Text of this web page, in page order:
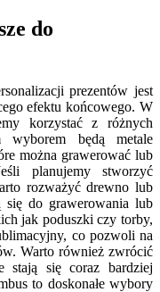
do
prezentów jest
efektu końcowego. W
korzystać z różnych
wyborem będą metale
można grawerować lub
planujemy stworzyć
rozważyć drewno lub
się do grawerowania lub
jak poduszki czy torby,
co pozwoli na
Warto również zwrócić
stają się coraz bardziej
to doskonałe wybory